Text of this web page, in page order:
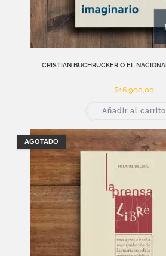
CRISTIAN BUCHRUCKER O EL
$16.900,00
Añadir al carrito
AGOTADO